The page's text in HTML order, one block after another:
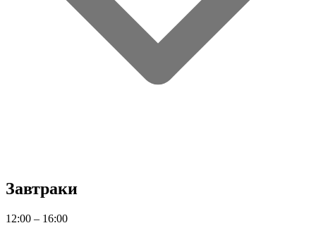
Завтраки
12:00 – 16:00